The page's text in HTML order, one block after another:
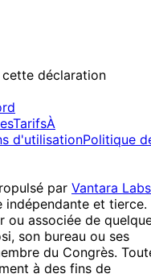
déclaration
TarifsÀ
d'utilisationPolitique
par Vantara Labs
indépendante et tierce.
ou associée de
son bureau ou ses
du Congrès.
à des fins de